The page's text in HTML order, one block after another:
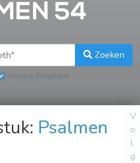
54
Zoeken
Nieuwe Testament
Psalmen
V
o
l
g